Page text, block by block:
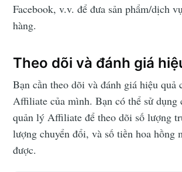
Facebook, v.v. để đưa sản phẩm/dịch
hàng.
Theo dõi và đánh giá
Bạn cần theo dõi và đánh giá hiệu quả
Affiliate của mình. Bạn có thể sử dụng
quản lý Affiliate để theo dõi số lượng
lượng chuyển đổi, và số tiền hoa hồng
được.